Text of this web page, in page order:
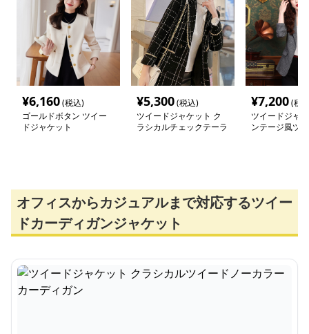
¥6,160(税込)
ゴールドボタン ツイー
ドジャケット
¥5,300(税込)
ツイードジャケット ク
ラシカルチェックテーラ
¥7,200(税
ツイードジャ
ンテージ風ツ
オフィスからカジュアルまで対応するツイー
ドカーディガンジャケット